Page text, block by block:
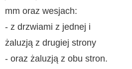
mm oraz wesjach:
- z drzwiami z jednej i
żaluzją z drugiej strony
- oraz żaluzją z obu stron.